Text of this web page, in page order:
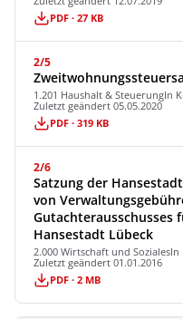
PDF · 27 KB
2/5
1.201 Haushalt & SteuerungIn
Zuletzt geändert 05.05.2020
PDF · 319 KB
2/6
Satzung der
von
Gutachterausschusses
Hansestadt Lübeck
2.000 Wirtschaft und SozialesIn
Zuletzt geändert 01.01.2016
PDF · 2 MB